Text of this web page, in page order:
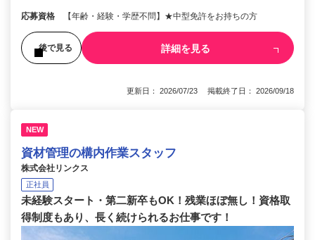
応募資格 【年齢・経験・学歴不問】★中型免許をお持ちの方
後で見る 詳細を見る
更新日： 2026/07/23 掲載終了日： 2026/09/18
NEW
資材管理の構内作業スタッフ
株式会社リンクス
正社員
未経験スタート・第二新卒もOK！残業ほぼ無し！資格取
得制度もあり、長く続けられるお仕事です！